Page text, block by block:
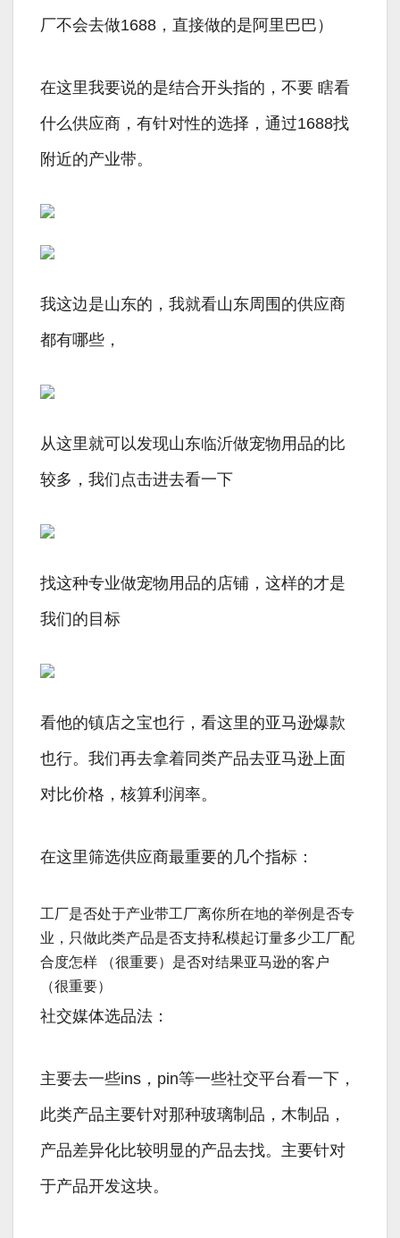
厂不会去做1688，直接做的是阿里巴巴）
在这里我要说的是结合开头指的，不要 瞎看
什么供应商，有针对性的选择，通过1688找
附近的产业带。
我这边是山东的，我就看山东周围的供应商
都有哪些，
从这里就可以发现山东临沂做宠物用品的比
较多，我们点击进去看一下
找这种专业做宠物用品的店铺，这样的才是
我们的目标
看他的镇店之宝也行，看这里的亚马逊爆款
也行。我们再去拿着同类产品去亚马逊上面
对比价格，核算利润率。
在这里筛选供应商最重要的几个指标：
工厂是否处于产业带工厂离你所在地的举例是否专
业，只做此类产品是否支持私模起订量多少工厂配
合度怎样 （很重要）是否对结果亚马逊的客户
（很重要）
社交媒体选品法：
主要去一些ins，pin等一些社交平台看一下，
此类产品主要针对那种玻璃制品，木制品，
产品差异化比较明显的产品去找。主要针对
于产品开发这块。